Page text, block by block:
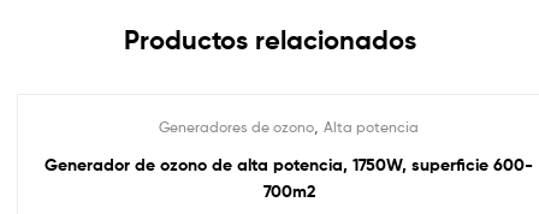
Productos relacionados
Generadores de ozono Alta potencia
Generador de ozono de alta potencia, 1750W, superficie 600-
700m2